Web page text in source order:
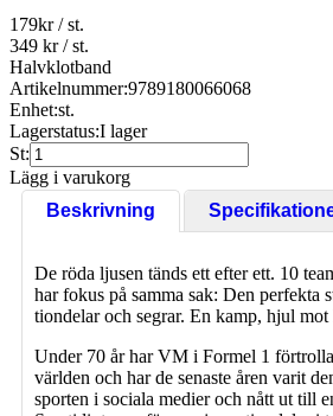
179kr/ st.
349 kr/ st.
Halvklotband
Artikelnummer:9789180066068
Enhet:st.
Lagerstatus:I lager
St:
Lägg i varukorg
Beskrivning
De röda ljusen tänds ett efter ett. 10
har fokus på samma sak: Den perfekta
tiondelar och segrar. En kamp, hjul
Under 70 år har VM i Formel 1
världen och har de senaste åren varit
sporten i sociala medier och nått ut till